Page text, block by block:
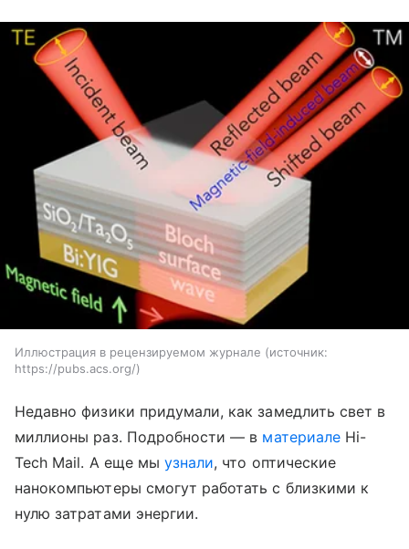
Иллюстрация в рецензируемом журнале
источник:
https://pubs.acs.org/
Недавно физики придумали, как замедлить свет в
миллионы раз. Подробности — в материалеHi-
Tech Mail. А еще мы узнали, что оптические
нанокомпьютеры смогут работать с близкими к
нулю затратами энергии.